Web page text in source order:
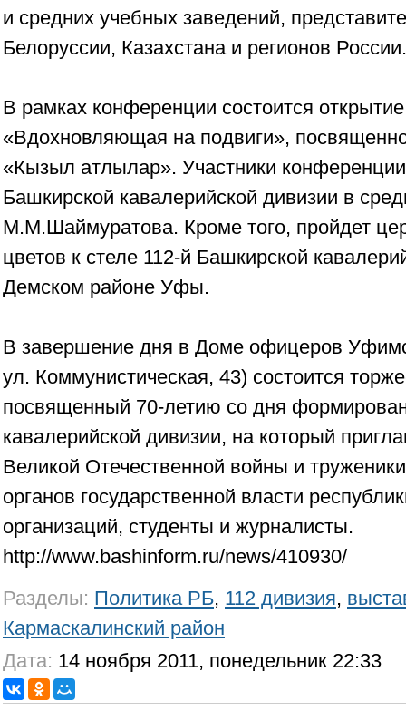
и средних учебных заведений,
Белоруссии, Казахстана и регионов России.
В рамках конференции состоится
«Вдохновляющая на подвиги»,
«Кызыл атлылар». Участники конференции
Башкирской кавалерийской дивизии в
М.М.Шаймуратова. Кроме того, пройдет
цветов к стеле 112-й Башкирской
Демском районе Уфы.
В завершение дня в Доме офицеров
ул. Коммунистическая, 43) состоится
посвященный 70-летию со дня
кавалерийской дивизии, на который
Великой Отечественной войны и
органов государственной власти
организаций, студенты и журналисты.
http://www.bashinform.ru/news/410930/
Разделы: Политика РБ, 112 дивизия,
Кармаскалинский район
Дата: 14 ноября 2011, понедельник 22:33